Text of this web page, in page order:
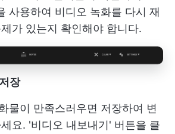
사용하여 비디오 녹화를 다시 재
가 있는지 확인해야 합니다.
장
물이 만족스러우면 저장하여 변
요. '비디오 내보내기' 버튼을 클